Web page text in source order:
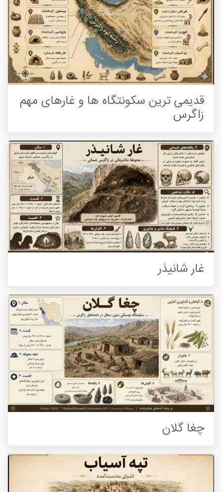
قدیمی ترین سکونتگاه ها و غارهای مهم
زاگرس
غار شانیذر
چغا گلان